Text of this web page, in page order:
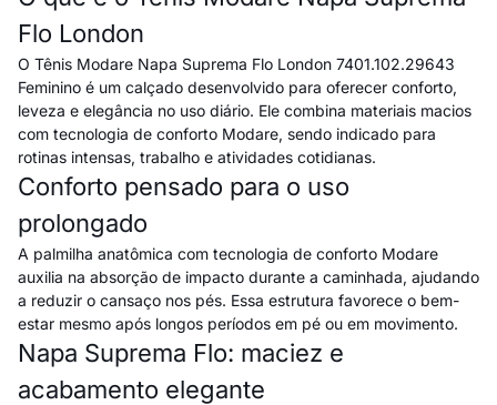
Flo London
O Tênis Modare Napa Suprema Flo London 7401.102.29643
Feminino é um calçado desenvolvido para oferecer conforto,
leveza e elegância no uso diário. Ele combina materiais macios
com tecnologia de conforto Modare, sendo indicado para
rotinas intensas, trabalho e atividades cotidianas.
Conforto pensado para o uso
prolongado
A palmilha anatômica com tecnologia de conforto Modare
auxilia na absorção de impacto durante a caminhada, ajudando
a reduzir o cansaço nos pés. Essa estrutura favorece o bem-
estar mesmo após longos períodos em pé ou em movimento.
Napa Suprema Flo: maciez e
acabamento elegante